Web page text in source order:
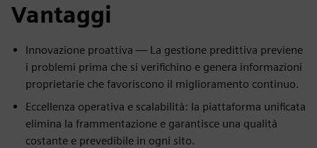
Vantaggi
Innovazione proattiva — La gestione predittiva previene
i problemi prima che si verifichino e genera informazioni
proprietarie che favoriscono il miglioramento continuo.
Eccellenza operativa e scalabilità: la piattaforma unificata
elimina la frammentazione e garantisce una qualità
costante e prevedibile in ogni sito.